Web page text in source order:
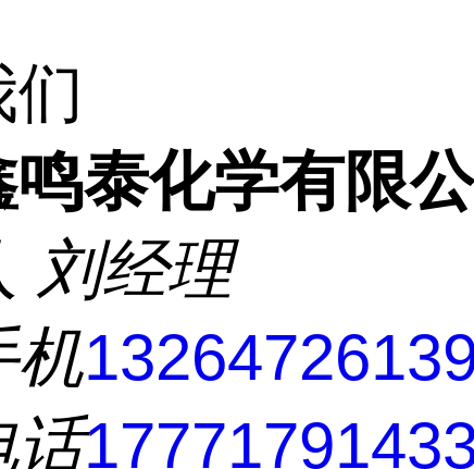
鸣泰化学有限
刘经理
机
话